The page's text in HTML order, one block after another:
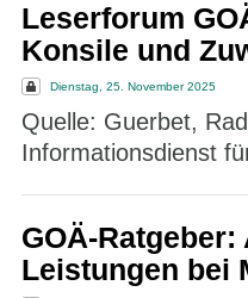
Leserforum
Konsile und
Dienstag, 25. November 2025
Quelle: Guerbet,
Informationsdienst
GOÄ-
Leistungen bei